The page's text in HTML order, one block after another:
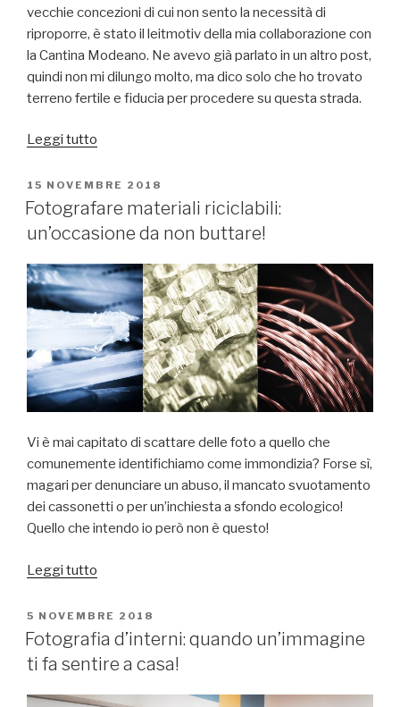
vecchie concezioni di cui non sento la necessità di
riproporre, è stato il leitmotiv della mia collaborazione con
la Cantina Modeano. Ne avevo già parlato in un altro post,
quindi non mi dilungo molto, ma dico solo che ho trovato
terreno fertile e fiducia per procedere su questa strada.
Leggi tutto
Modeano:
il
vino
chiave
moderna”
PUBBLICATO
IL
15 NOVEMBRE 2018
Fotografare materiali riciclabili:
un’occasione da non buttare!
Vi è mai capitato di scattare delle foto a quello che
comunemente identifichiamo come immondizia? Forse sì,
magari per denunciare un abuso, il mancato svuotamento
dei cassonetti o per un’inchiesta a sfondo ecologico!
Quello che intendo io però non è questo!
Leggi tutto
riciclabili:
un’occasione
da
buttare!”
PUBBLICATO
IL
5 NOVEMBRE 2018
Fotografia d’interni: quando un’immagine
ti fa sentire a casa!